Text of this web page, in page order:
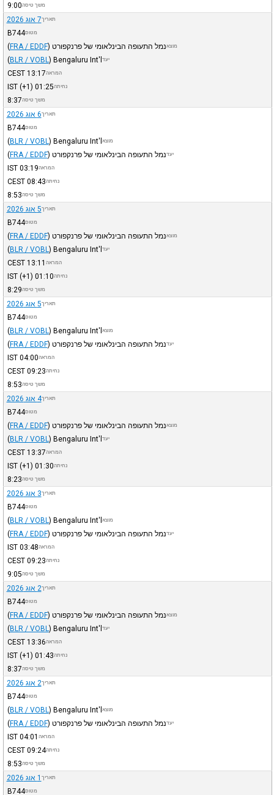
משך טיסה9:00
תאריך7 אוג 2026
מטוסB744
מוצאנמל התעופה הבינלאומי של פרנקפורט (FRA / EDDF)
יעד Bengaluru Int'l
(BLR / VOBL )
המראה13:17
CEST
נחיתה01:25
IST(+1)
משך טיסה8:37
תאריך6 אוג 2026
מטוסB744
מוצא Bengaluru Int'l
(BLR / VOBL )
יעדנמל התעופה הבינלאומי של פרנקפורט (FRA / EDDF)
המראה03:19
IST
נחיתה08:43
CEST
משך טיסה8:53
תאריך5 אוג 2026
מטוסB744
מוצאנמל התעופה הבינלאומי של פרנקפורט (FRA / EDDF)
יעד Bengaluru Int'l
(BLR / VOBL )
המראה 13:11
CEST
נחיתה01:10
IST(+1)
משך טיסה8:29
תאריך5 אוג 2026
מטוסB744
מוצא Bengaluru Int'l
(BLR / VOBL )
יעדנמל התעופה הבינלאומי של פרנקפורט (FRA / EDDF)
המראה04:00
IST
נחיתה09:23
CEST
משך טיסה8:53
תאריך4 אוג 2026
מטוסB744
מוצאנמל התעופה הבינלאומי של פרנקפורט (FRA / EDDF)
יעד Bengaluru Int'l
(BLR / VOBL )
המראה13:37
CEST
נחיתה01:30
IST(+1)
משך טיסה8:23
תאריך3 אוג 2026
מטוסB744
מוצא Bengaluru Int'l
(BLR / VOBL )
יעדנמל התעופה הבינלאומי של פרנקפורט (FRA / EDDF)
המראה03:48
IST
נחיתה09:23
CEST
משך טיסה9:05
תאריך2 אוג 2026
מטוסB744
מוצאנמל התעופה הבינלאומי של פרנקפורט (FRA / EDDF)
יעד Bengaluru Int'l
(BLR / VOBL )
המראה13:36
CEST
נחיתה01:43
IST(+1)
משך טיסה8:37
תאריך2 אוג 2026
מטוסB744
מוצא Bengaluru Int'l
(BLR / VOBL )
יעדנמל התעופה הבינלאומי של פרנקפורט (FRA / EDDF)
המראה 04:01
IST
נחיתה09:24
CEST
משך טיסה8:53
תאריך 1 אוג 2026
מטוסB744